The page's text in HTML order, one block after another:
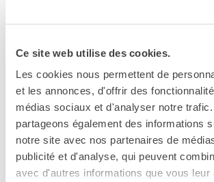
Ce site web utilise des cookies.
Les cookies nous permettent de
et les annonces, d'offrir des
médias sociaux et d'analyser notre
partageons également des informations
notre site avec nos partenaires de
publicité et d'analyse, qui peuvent
avec d'autres informations que vous leur
IF Italia
Carte de membre
Nos partenaires
Diventare sponsor
Certificazione ISO UNI EN
RECHERCHER